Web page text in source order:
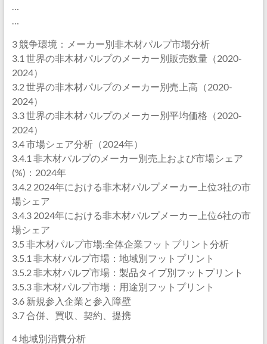
…
…
3 競争環境：メーカー別非木材パルプ市場分析
3.1 世界の非木材パルプのメーカー別販売数量（2020-
2024）
3.2 世界の非木材パルプのメーカー別売上高（2020-
2024）
3.3 世界の非木材パルプのメーカー別平均価格（2020-
2024）
3.4 市場シェア分析（2024年）
3.4.1 非木材パルプのメーカー別売上および市場シェア
(%)：2024年
3.4.2 2024年における非木材パルプメーカー上位3社の市
場シェア
3.4.3 2024年における非木材パルプメーカー上位6社の市
場シェア
3.5 非木材パルプ市場:全体企業フットプリント分析
3.5.1 非木材パルプ市場：地域別フットプリント
3.5.2 非木材パルプ市場：製品タイプ別フットプリント
3.5.3 非木材パルプ市場：用途別フットプリント
3.6 新規参入企業と参入障壁
3.7 合併、買収、契約、提携
4 地域別消費分析